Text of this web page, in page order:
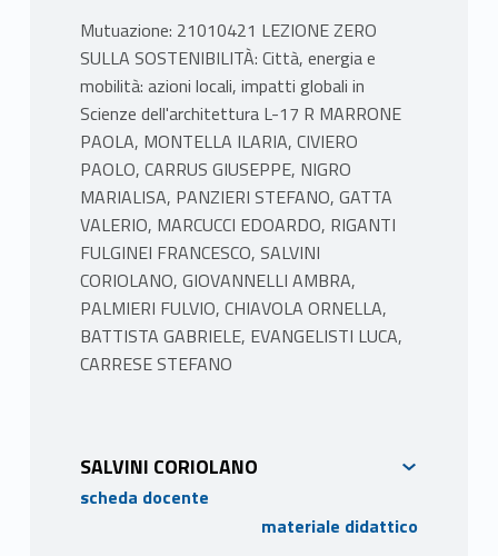
Mutuazione: 21010421 LEZIONE ZERO
SULLA SOSTENIBILITÀ: Città, energia e
mobilità: azioni locali, impatti globali in
Scienze dell'architettura L-17 R MARRONE
PAOLA, MONTELLA ILARIA, CIVIERO
PAOLO, CARRUS GIUSEPPE, NIGRO
MARIALISA, PANZIERI STEFANO, GATTA
VALERIO, MARCUCCI EDOARDO, RIGANTI
FULGINEI FRANCESCO, SALVINI
CORIOLANO, GIOVANNELLI AMBRA,
PALMIERI FULVIO, CHIAVOLA ORNELLA,
BATTISTA GABRIELE, EVANGELISTI LUCA,
CARRESE STEFANO
SALVINI CORIOLANO
scheda docente
materiale didattico